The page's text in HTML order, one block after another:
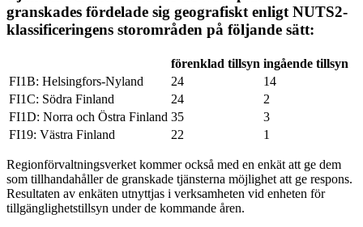
granskades fördelade sig geografiskt enligt NUTS2-
klassificeringens storområden på följande sätt:
förenklad tillsyn ingående tillsyn
FI1B: Helsingfors-Nyland
24
14
FI1C: Södra Finland
24
2
FI1D: Norra och Östra Finland 35
3
FI19: Västra Finland
22 1
Regionförvaltningsverket kommer också med en enkät att ge dem
som tillhandahåller de granskade tjänsterna möjlighet att ge respons.
Resultaten av enkäten utnyttjas i verksamheten vid enheten för
tillgänglighetstillsyn under de kommande åren.